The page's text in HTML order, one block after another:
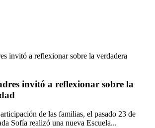
invitó a reflexionar sobre la
de las familias, el pasado 23 de
Sofía realizó una nueva Escuela...